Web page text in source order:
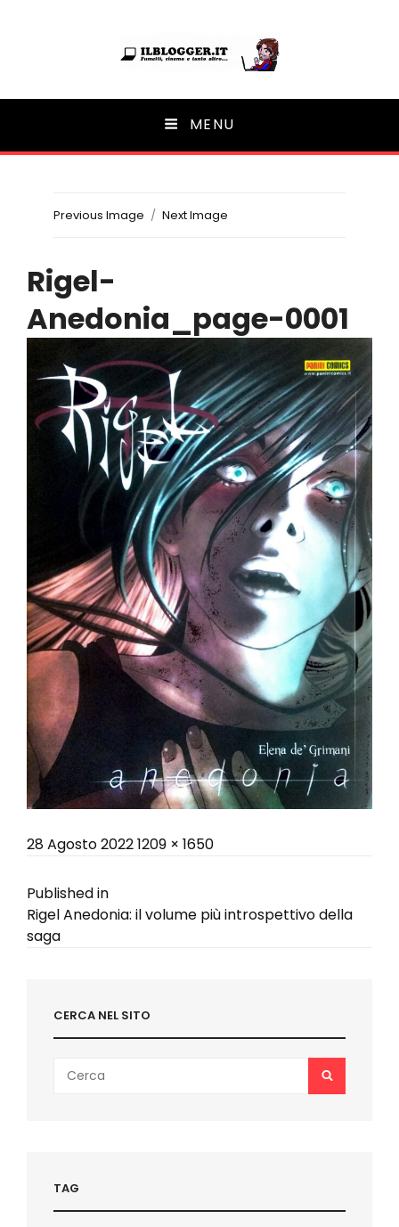
Ilblogger.it
Il portalino di blog | MENU
Previous Image Next Image
Rigel-
Anedonia_page-0001
Posted
28 Agosto 2022Full
1209 × 1650
Navigazione
articoli
Published in
Rigel Anedonia: il volume più introspettivo della
saga
CERCA NEL SITO
for:
SEARCH
TAG